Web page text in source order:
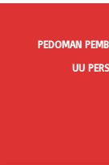
PEDOMAN
UU PERS